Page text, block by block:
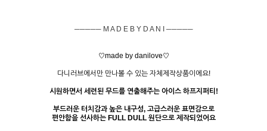
───── M A D E B Y D A N I ─────
♡made by danilove♡
다니러브에서만 만나볼 수 있는 자체제작상품이에요!
시원하면서 세련된 무드를 연출해주는 아이스 하프지퍼티!
부드러운 터치감과 높은 내구성, 고급스러운 표면감으로
편안함을 선사하는 FULL DULL 원단으로 제작되었어요